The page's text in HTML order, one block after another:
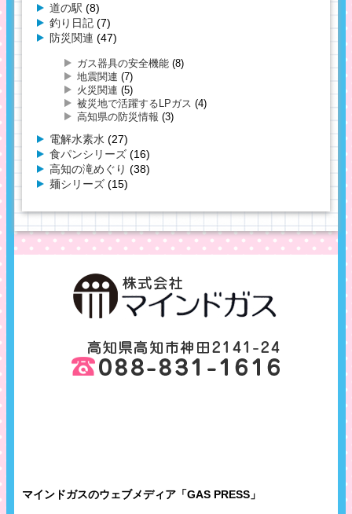
道の駅 (8)
釣り日記 (7)
防災関連 (47)
ガス器具の安全機能 (8)
地震関連 (7)
火災関連 (5)
被災地で活躍するLPガス (4)
高知県の防災情報 (3)
電解水素水 (27)
食パンシリーズ (16)
高知の滝めぐり (38)
麺シリーズ (15)
マインドガスのウェブメディア「GAS PRESS」